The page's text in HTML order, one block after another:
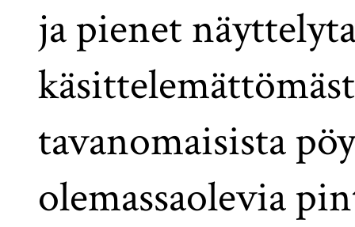
ja pienet
tavanomaisista
olemassaolevia